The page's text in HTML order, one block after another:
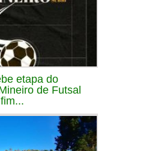
etapa do
de Futsal